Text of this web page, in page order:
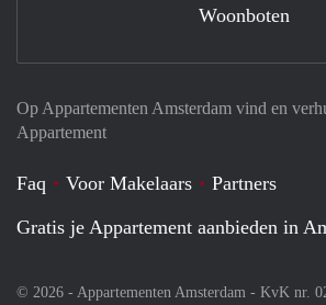
Op Appartementen Amsterdam vind en
Appartement
Faq Voor Makelaars
Partners
Gratis je Appartement aanbieden in
© 2026 - Appartementen Amsterdam - KvK nr.
Woonboten